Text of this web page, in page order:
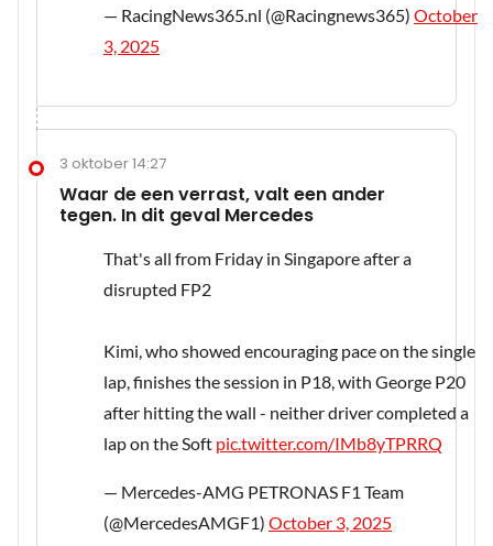
— RacingNews365.nl (@Racingnews365) October
3, 2025
3 oktober 14:27
Waar de een verrast, valt een ander
tegen. In dit geval Mercedes
That's all from Friday in Singapore after a
disrupted FP2
Kimi, who showed encouraging pace on the single
lap, finishes the session in P18, with George P20
after hitting the wall - neither driver completed a
lap on the Soft pic.twitter.com/IMb8yTPRRQ
— Mercedes-AMG PETRONAS F1 Team
(@MercedesAMGF1) October 3, 2025